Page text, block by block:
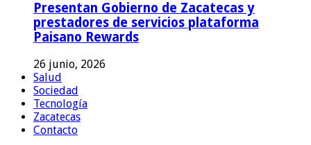
Presentan Gobierno de Zacatecas y
prestadores de servicios plataforma
Paisano Rewards
26 junio, 2026
Salud
Sociedad
Tecnología
Zacatecas
Contacto